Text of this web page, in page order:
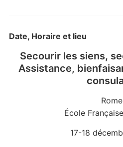
Date, Horaire et lieu
Secourir les siens,
Assistance,
Rome
École
17-18